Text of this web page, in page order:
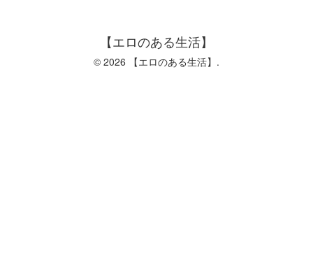
【エロのある生活】
© 2026 【エロのある生活】.